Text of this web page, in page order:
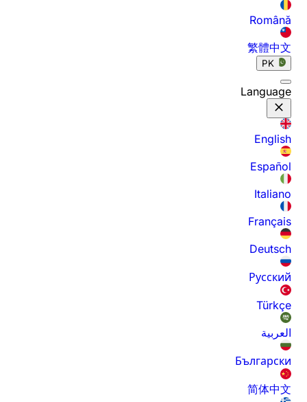
Română
繁體中文
PK
Language
English
Español
Italiano
Français
Deutsch
Русский
Türkçe
العربية
Български
简体中文